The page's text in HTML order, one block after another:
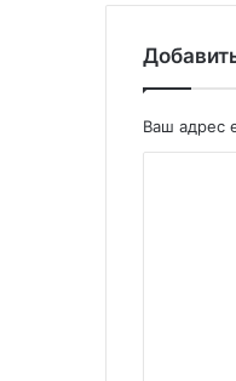
Ваш адрес